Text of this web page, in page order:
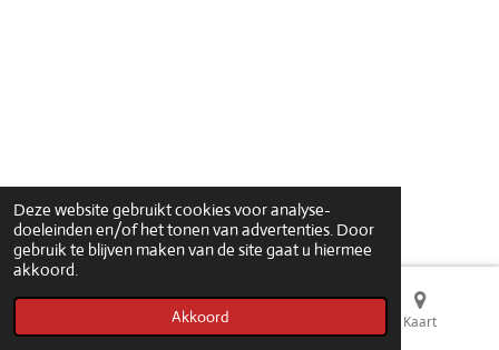
Deze website gebruikt cookies voor analyse-
doeleinden en/of het tonen van advertenties. Door
gebruik te blijven maken van de site gaat u hiermee
akkoord.
Akkoord
© 2021 - 2026 ampfootballbelgium
Telefoonnummer Kaart